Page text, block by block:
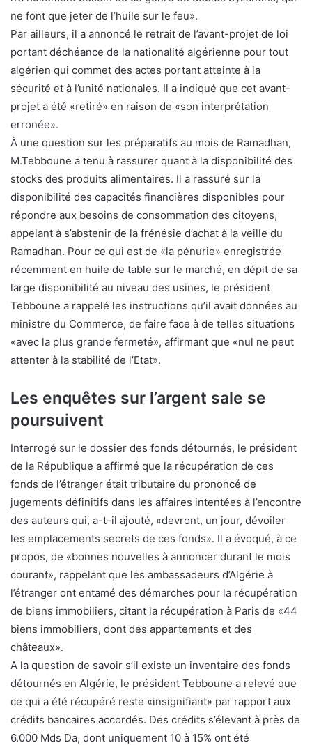
ne font que jeter de l’huile sur le feu».
Par ailleurs, il a annoncé le retrait de l’avant-projet de loi
portant déchéance de la nationalité algérienne pour tout
algérien qui commet des actes portant atteinte à la
sécurité et à l’unité nationales. Il a indiqué que cet avant-
projet a été «retiré» en raison de «son interprétation
erronée».
À une question sur les préparatifs au mois de Ramadhan,
M.Tebboune a tenu à rassurer quant à la disponibilité des
stocks des produits alimentaires. Il a rassuré sur la
disponibilité des capacités financières disponibles pour
répondre aux besoins de consommation des citoyens,
appelant à s’abstenir de la frénésie d’achat à la veille du
Ramadhan. Pour ce qui est de «la pénurie» enregistrée
récemment en huile de table sur le marché, en dépit de sa
large disponibilité au niveau des usines, le président
Tebboune a rappelé les instructions qu’il avait données au
ministre du Commerce, de faire face à de telles situations
«avec la plus grande fermeté», affirmant que «nul ne peut
attenter à la stabilité de l’Etat».
Les enquêtes sur l’argent sale se
poursuivent
Interrogé sur le dossier des fonds détournés, le président
de la République a affirmé que la récupération de ces
fonds de l’étranger était tributaire du prononcé de
jugements définitifs dans les affaires intentées à l’encontre
des auteurs qui, a-t-il ajouté, «devront, un jour, dévoiler
les emplacements secrets de ces fonds». Il a évoqué, à ce
propos, de «bonnes nouvelles à annoncer durant le mois
courant», rappelant que les ambassadeurs d’Algérie à
l’étranger ont entamé des démarches pour la récupération
de biens immobiliers, citant la récupération à Paris de «44
biens immobiliers, dont des appartements et des
châteaux».
A la question de savoir s’il existe un inventaire des fonds
détournés en Algérie, le président Tebboune a relevé que
ce qui a été récupéré reste «insignifiant» par rapport aux
crédits bancaires accordés. Des crédits s’élevant à près de
6.000 Mds Da, dont uniquement 10 à 15% ont été